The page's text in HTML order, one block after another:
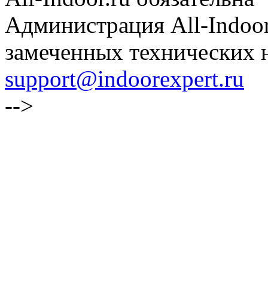
Администрация All-
замеченных технических
support@indoorexpert.ru
-->